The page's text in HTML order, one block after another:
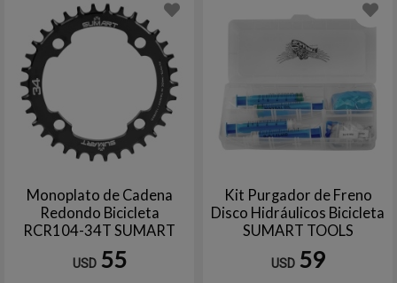
Monoplato de Cadena
Redondo Bicicleta
RCR104-34T SUMART
TOOLS
USD 55
Kit Purgador de Freno
Disco Hidráulicos Bicicleta
SUMART TOOLS
USD 59